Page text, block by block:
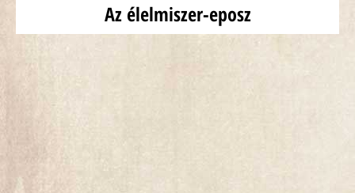
Az élelmiszer-eposz